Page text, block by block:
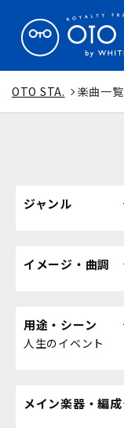
OTO STA. 楽曲一覧
ジャンル
イメージ・曲調
用途・シーン
人生のイベント
メイン楽器・編成